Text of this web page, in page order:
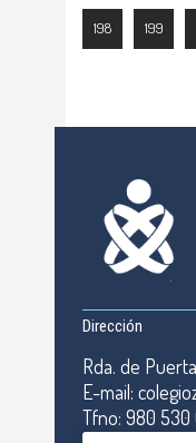
198 199
Dirección
Rda. de
E-mail:
Tfno: 980 530